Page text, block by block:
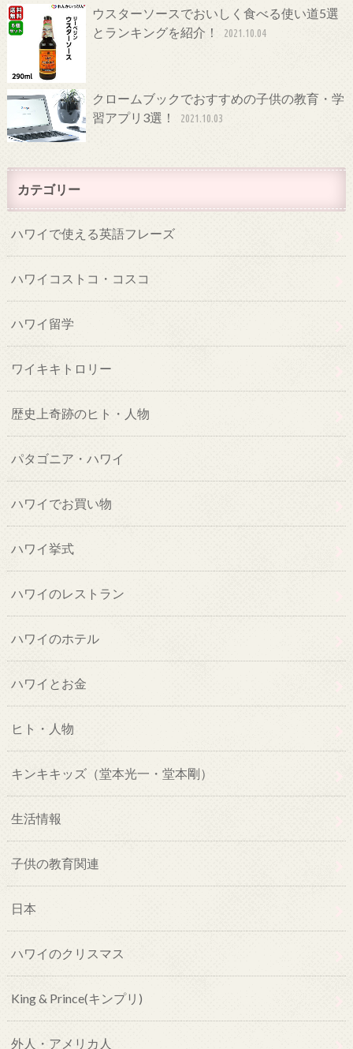
ウスターソースでおいしく食べる使い道5選
とランキングを紹介！
2021.10.04
クロームブックでおすすめの子供の教育・学
習アプリ3選！
2021.10.03
カテゴリー
ハワイで使える英語フレーズ
ハワイコストコ・コスコ
ハワイ留学
ワイキキトロリー
歴史上奇跡のヒト・人物
パタゴニア・ハワイ
ハワイでお買い物
ハワイ挙式
ハワイのレストラン
ハワイのホテル
ハワイとお金
ヒト・人物
キンキキッズ（堂本光一・堂本剛）
生活情報
子供の教育関連
日本
ハワイのクリスマス
King & Prince(キンプリ)
外人・アメリカ人